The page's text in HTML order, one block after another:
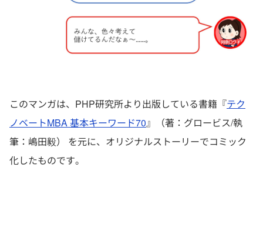
このマンガは、PHP研究所より出版している書籍『テク
ノベートMBA 基本キーワード70』（著：グロービス/執
筆：嶋田毅） を元に、オリジナルストーリーでコミック
化したものです。